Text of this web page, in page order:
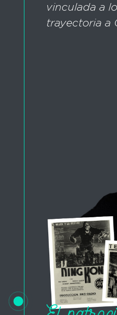
vinculada a
trayectoria a